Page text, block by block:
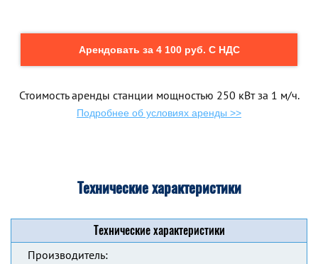
Арендовать за 4 100 руб. С НДС
Стоимость аренды станции мощностью 250 кВт за 1 м/ч.
Подробнее об условиях аренды >>
Технические характеристики
Технические характеристики
Производитель: